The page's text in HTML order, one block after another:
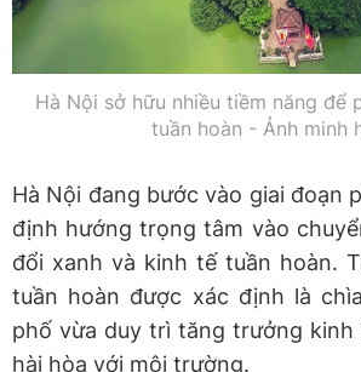
Hà Nội sở hữu nhiều tiềm năng để
tuần hoàn - Ảnh minh
Hà Nội đang bước vào giai đoạn
định hướng trọng tâm vào
đổi xanh và kinh tế tuần hoàn.
tuần hoàn được xác định là
phố vừa duy trì tăng trưởng kinh
hài hòa với môi trường.